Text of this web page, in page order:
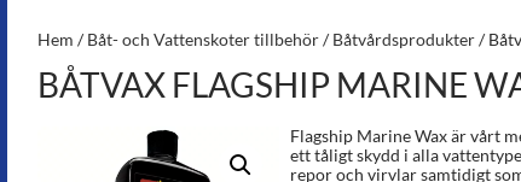
Hem /Båt- och Vattenskoter tillbehör/Båtvårdsprodukter/
BÅTVAX FLAGSHIP MARINE
Flagship Marine Wax är vårt
ett tåligt skydd i alla
repor och virvlar samtidigt